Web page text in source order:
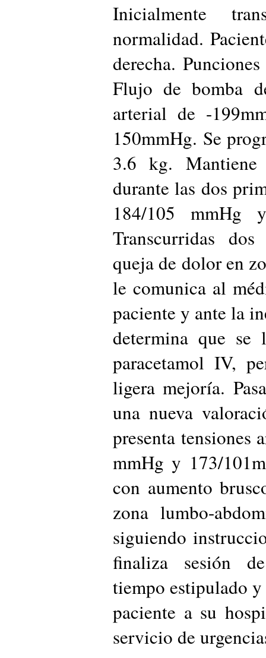
Inicialmente
normalidad.
derecha.
Flujo de bomba
arterial de -
150mmHg. Se
3.6 kg. Mantiene
durante las dos
184/105 mmHg
Transcurridas
queja de dolor en
le comunica al
paciente y ante la
determina que se
paracetamol IV,
ligera mejoría.
una nueva
presenta tensiones
mmHg y 173/
con aumento
zona lumbo-
siguiendo
finaliza sesión
tiempo estipulado
paciente a su
servicio de